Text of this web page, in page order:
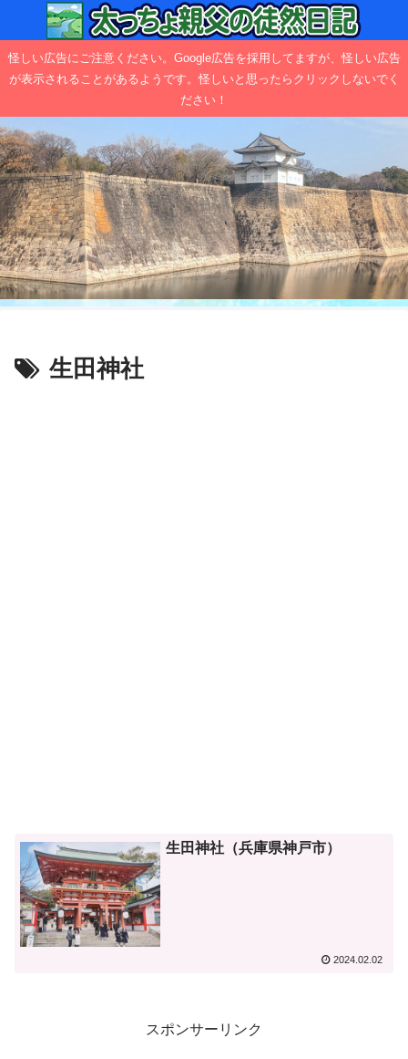
怪しい広告にご注意ください。Google広告を採用してますが、怪しい広告
が表示されることがあるようです。怪しいと思ったらクリックしないでく
ださい！
生田神社
生田神社（兵庫県神戸市）
2024.02.02
スポンサーリンク